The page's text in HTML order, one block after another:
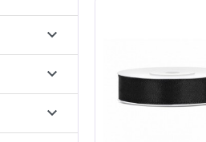


